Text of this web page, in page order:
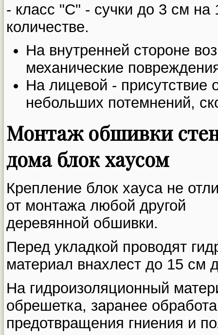
- класс "С" - сучки до 3 см
количестве.
На внутренней стороне
механические
На лицевой - присутствие
небольших потемнений,
Монтаж обшивки
дома блок хаусом
Крепление блок хауса не
от монтажа любой другой
деревянной обшивки.
Перед укладкой проводят
материал внахлест до 15 см
На гидроизоляционный
обрешетка, заранее
предотвращения гниения и